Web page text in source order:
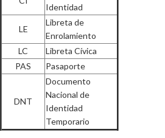
Identidad
LE
Libreta de
Enrolamiento
LC
Libreta Cívica
PAS
Pasaporte
DNT
Documento
Nacional de
Identidad
Temporario